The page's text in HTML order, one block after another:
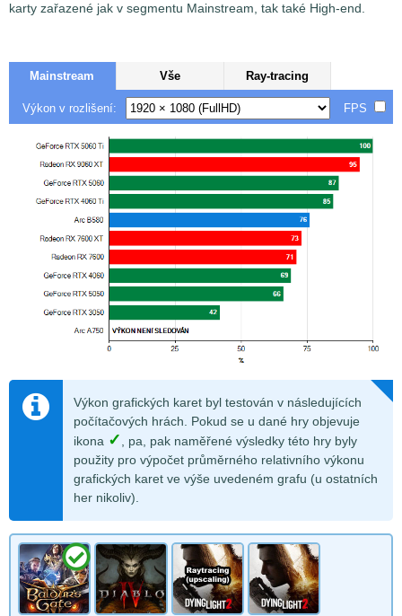
karty zařazené jak v segmentu Mainstream, tak také High-end.
Mainstream Vše Ray-tracing
Výkon v rozlišení: FPS
Výkon grafických karet byl testován v následujících
počítačových hrách. Pokud se u dané hry objevuje
ikona ✓
, pa, pak naměřené výsledky této hry byly
použity pro výpočet průměrného relativního výkonu
grafických karet ve výše uvedeném grafu (u ostatních
her nikoliv).